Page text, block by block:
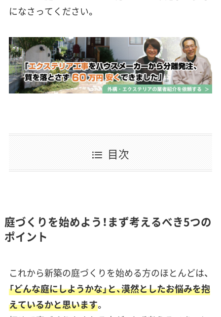
になさってください。
目次
庭づくりを始めよう！まず考えるべき5つの
ポイント
これから新築の庭づくりを始める方のほとんどは、
「どんな庭にしようかな」と、漠然としたお悩みを抱
えているかと思います。